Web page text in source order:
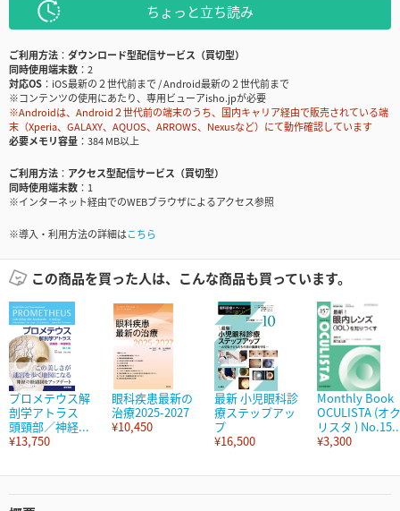
ちょっと立ち読み
ご利用方法
ダウンロード型配信サービス（買切型）
同時使用端末数
2
対応OS
iOS最新の２世代前まで / Android最新の２世代前まで
※コンテンツの使用にあたり、専用ビューアisho.jpが必要
※Androidは、Android２世代前の端末のうち、国内キャリア経由で販売されている端
末（Xperia、GALAXY、AQUOS、ARROWS、Nexusなど）にて動作確認しています
必要メモリ容量
384 MB以上
ご利用方法
アクセス型配信サービス（買切型）
同時使用端末数
1
※インターネット経由でのWEBブラウザによるアクセス参照
※導入・利用方法の詳細はこちら
この商品を買った人は、こんな商品も買っています。
プロメテウス解
剖学アトラス
頭頸部／神経...
¥13,750
眼科疾患最新の
治療2025-2027
¥10,450
最新 小児眼科診
療ステップアッ
プ
¥16,500
Monthly Book
OCULISTA (オク
リスタ )
¥3,300